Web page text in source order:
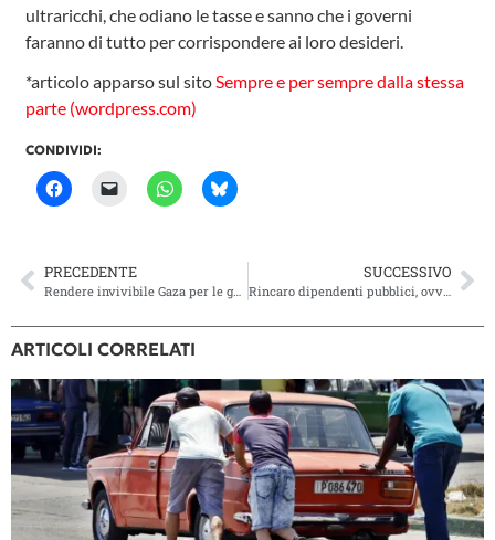
ultraricchi, che odiano le tasse e sanno che i governi
faranno di tutto per corrispondere ai loro desideri.
*articolo apparso sul sito Sempre e per sempre dalla stessa
parte (wordpress.com)
CONDIVIDI:
PRECEDENTE SUCCESSIVO
Rincaro dipendenti pubblici, ovvero quando il confronto intercantonale non fa comodo…
ARTICOLI CORRELATI